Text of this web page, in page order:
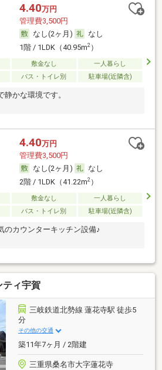
4.40万円
管理費3,500円
なし(2ヶ月)
なし
1階 / 1LDK（40.95m2）
敷金なし
一人暮らし
バス・トイレ別 駐車場(近隣含)
静かな環境です。
4.40万円
管理費3,500円
なし(2ヶ月)
なし
2階 / 1LDK（41.22m2）
敷金なし
一人暮らし
バス・トイレ別 駐車場(近隣含)
のカウンターキッチン設備♪
ティ宇賀
三岐鉄道北勢線 蓮花寺駅 徒歩5
分
その他の交通
築11年7ヶ月 / 2階建
三重県桑名市大字蓮花寺